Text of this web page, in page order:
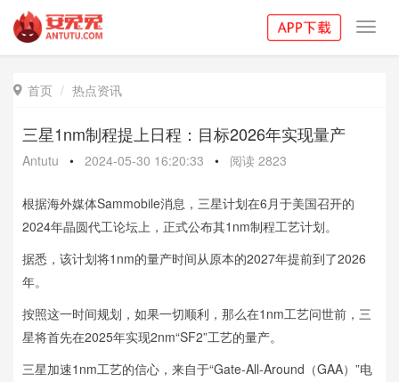
 首页 热点资讯
三星1nm制程提上日程：目标2026年实现量产
Antutu • 2024-05-30 16:20:33 • 阅读 2823
根据海外媒体Sammobile消息，三星计划在6月于美国召开的
2024年晶圆代工论坛上，正式公布其1nm制程工艺计划。
据悉，该计划将1nm的量产时间从原本的2027年提前到了2026
年。
按照这一时间规划，如果一切顺利，那么在1nm工艺问世前，三
星将首先在2025年实现2nm“SF2”工艺的量产。
三星加速1nm工艺的信心，来自于“Gate-All-Around（GAA）”电